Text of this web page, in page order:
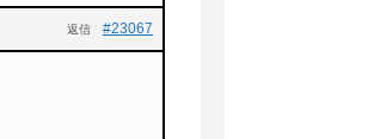
#23067
返信